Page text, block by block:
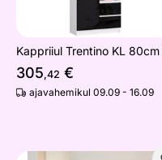
Kappriiul Trentino KL 80cm
305,42 €
ajavahemikul 09.09 - 16.09